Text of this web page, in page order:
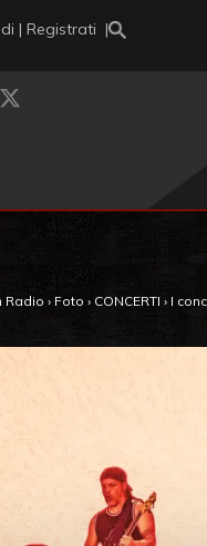
| Registrati
Radio › Foto › CONCERTI › I